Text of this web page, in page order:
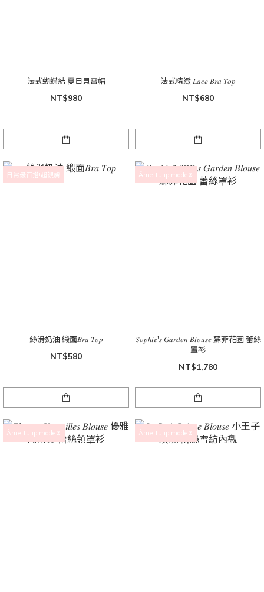
法式蝴蝶結 夏日貝雷帽
NT$980
法式精緻 𝐿𝑎𝑐𝑒 𝐵𝑟𝑎 𝑇𝑜𝑝
NT$680
日常最百搭!超親膚
絲滑奶油 緞面𝐵𝑟𝑎 𝑇𝑜𝑝
NT$580
Âme Tulip made🌷
𝑆𝑜𝑝ℎ𝑖𝑒'𝑠 𝐺𝑎𝑟𝑑𝑒𝑛 𝐵𝑙𝑜𝑢𝑠𝑒 蘇菲花園 蕾絲
罩衫
NT$1,780
Âme Tulip made🌷 Âme Tulip made🌷